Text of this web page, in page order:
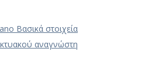
Βασικά στοιχεία
αναγνώστη